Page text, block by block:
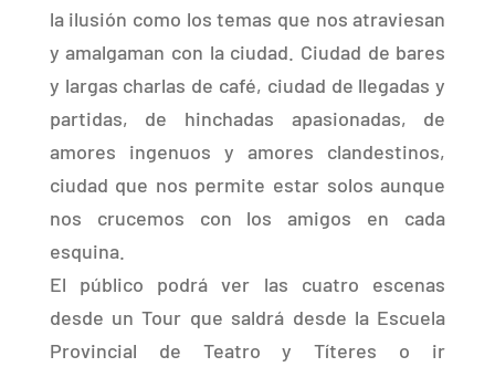
la ilusión como los temas que nos atraviesan
y amalgaman con la ciudad. Ciudad de bares
y largas charlas de café, ciudad de llegadas y
partidas, de hinchadas apasionadas, de
amores ingenuos y amores clandestinos,
ciudad que nos permite estar solos aunque
nos crucemos con los amigos en cada
esquina.
El público podrá ver las cuatro escenas
desde un Tour que saldrá desde la Escuela
Provincial de Teatro y Títeres o ir